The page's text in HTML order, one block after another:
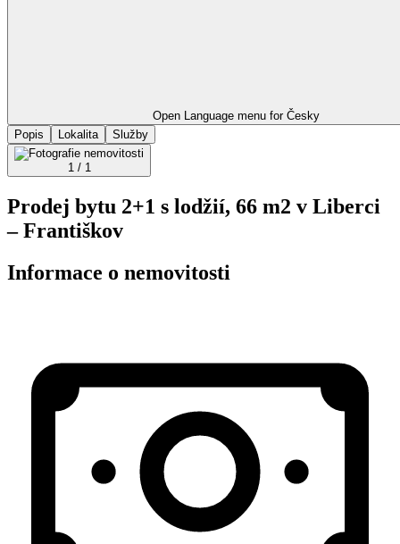
Open Language menu for Česky
Popis
Lokalita Služby
1 / 1
Prodej bytu 2+1 s lodžií, 66 m2 v Liberci
– Františkov
Informace o nemovitosti